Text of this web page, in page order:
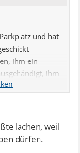
und hat
ihm ein
ihm
und
an, ich habe ihn
sowas von
hät
recht stolz auf
lachen, weil
dürfen.